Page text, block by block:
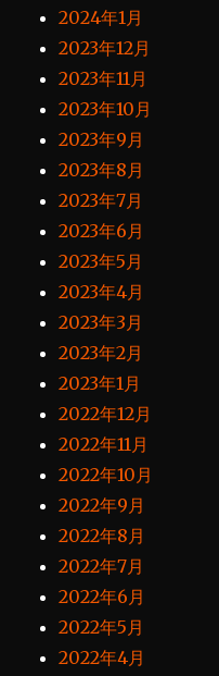
2024年1月
2023年12月
2023年11月
2023年10月
2023年9月
2023年8月
2023年7月
2023年6月
2023年5月
2023年4月
2023年3月
2023年2月
2023年1月
2022年12月
2022年11月
2022年10月
2022年9月
2022年8月
2022年7月
2022年6月
2022年5月
2022年4月